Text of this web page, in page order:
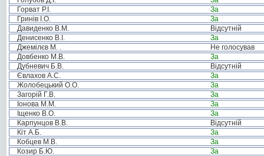
Горват Р.І.
За
Гринів І.О.
За
Давиденко В.М.
Відсутній
Денисенко В.І.
За
Джемілєв М. .
Не голосував
Довбенко М.В.
За
Дубневич Б.В.
Відсутній
Євлахов А.С.
За
Жолобецький О.О.
За
Загорій Г.В.
За
Іонова М.М.
За
Іщенко В.О.
За
Карпунцов В.В.
Відсутній
Кіт А.Б.
За
Кобцев М.В.
За
Козир Б.Ю.
За